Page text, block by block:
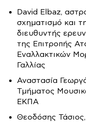
David Elbaz,
σχηματισμό και
διευθυντής
της Επιτροπής
Εναλλακτικών
Γαλλίας
Αναστασία
Τμήματος
ΕΚΠΑ
Θεοδόσης